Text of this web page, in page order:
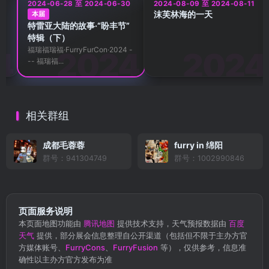
2024-06-28 至 2024-06-30
本届
特雷亚大陆的故事·“盼丰节”
特辑（下）
福瑞福瑞福·FurryFurCon·2024 -
-- 福瑞福...
2024-08-09 至 2024-08-11
沫芙林海的一天
相关群组
成都毛蓉蓉
群号：941304749
furry in 绵阳
群号：1002990846
页面服务说明
本页面地图功能由 腾讯地图 提供技术支持，天气预报数据由 百度
天气 提供，部分展会信息整理自公开渠道（包括但不限于主办方官
方媒体账号、 FurryCons、 FurryFusion 等），仅供参考，信息准
确性以主办方官方发布为准